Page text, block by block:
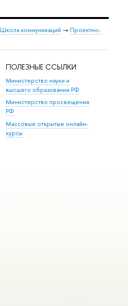
Школа коммуникаций → Проектно-
ПОЛЕЗНЫЕ ССЫЛКИ
Министерство науки и
высшего образования РФ
Министерство просвещения
РФ
Массовые открытые онлайн-
курсы